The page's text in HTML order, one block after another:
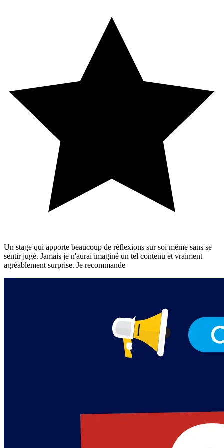
Un stage qui apporte beaucoup de réflexions sur soi même sans se
sentir jugé. Jamais je n'aurai imaginé un tel contenu et vraiment
agréablement surprise. Je recommande